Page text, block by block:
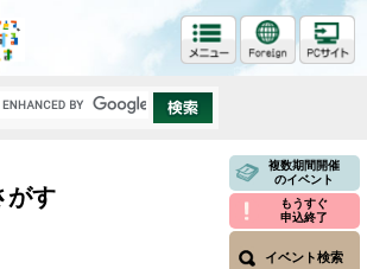
がす
複数期間開催
のイベント
もうすぐ
申込終了
イベント検索